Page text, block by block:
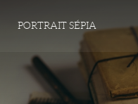
PORTRAIT SÉPIA